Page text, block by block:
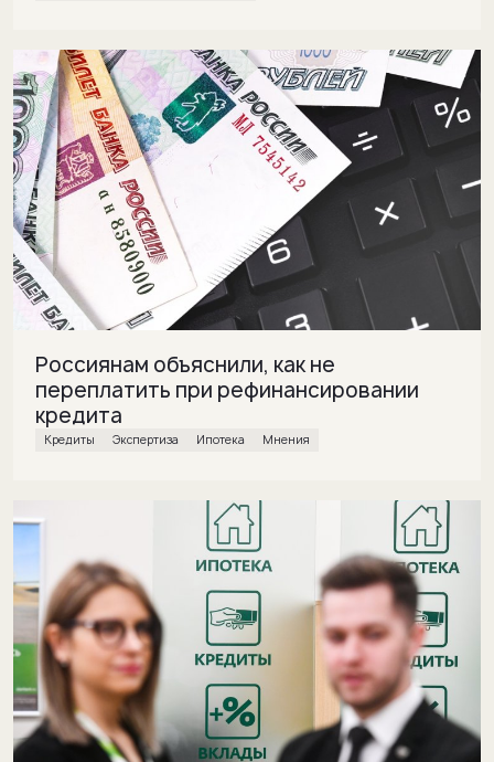
Россиянам объяснили, как не
переплатить при рефинансировании
кредита
кредиты экспертиза ипотека Мнения